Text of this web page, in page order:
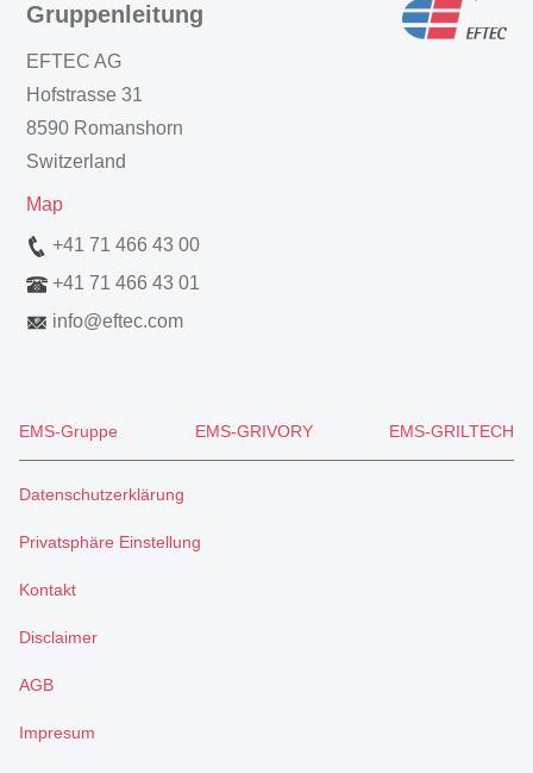
Gruppenleitung
EFTEC AG
Hofstrasse 31
8590 Romanshorn
Switzerland
Map
+41 71 466 43 00
+41 71 466 43 01
info@eftec.com
EMS-Gruppe EMS-GRIVORY EMS-GRILTECH
Datenschutzerklärung
Privatsphäre Einstellung
Kontakt
Disclaimer
AGB
Impresum